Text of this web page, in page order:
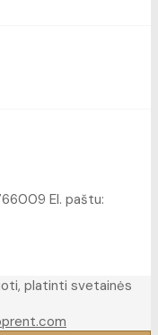
El. paštu:
platinti svetainės